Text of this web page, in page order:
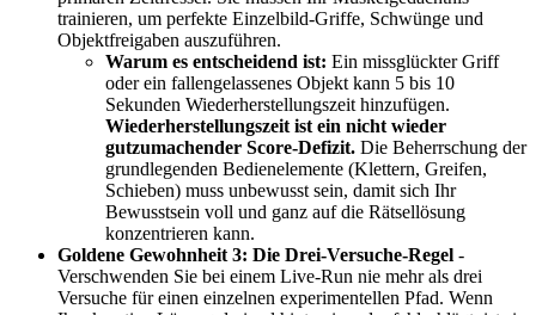
trainieren, um perfekte Einzelbild-Griffe, Schwünge und
Objektfreigaben auszuführen.
Warum es entscheidend ist: Ein missglückter Griff
oder ein fallengelassenes Objekt kann 5 bis 10
Sekunden Wiederherstellungszeit hinzufügen.
Wiederherstellungszeit ist ein nicht wieder
gutzumachender Score-Defizit. Die Beherrschung der
grundlegenden Bedienelemente (Klettern, Greifen,
Schieben) muss unbewusst sein, damit sich Ihr
Bewusstsein voll und ganz auf die Rätsellösung
konzentrieren kann.
Goldene Gewohnheit 3: Die Drei-Versuche-Regel -
Verschwenden Sie bei einem Live-Run nie mehr als drei
Versuche für einen einzelnen experimentellen Pfad. Wenn